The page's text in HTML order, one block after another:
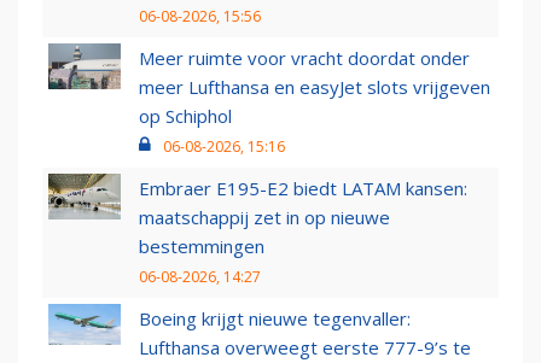
06-08-2026, 15:56
Meer ruimte voor vracht doordat onder
meer Lufthansa en easyJet slots vrijgeven
op Schiphol
06-08-2026, 15:16
Embraer E195-E2 biedt LATAM kansen:
maatschappij zet in op nieuwe
bestemmingen
06-08-2026, 14:27
Boeing krijgt nieuwe tegenvaller:
Lufthansa overweegt eerste 777-9’s te